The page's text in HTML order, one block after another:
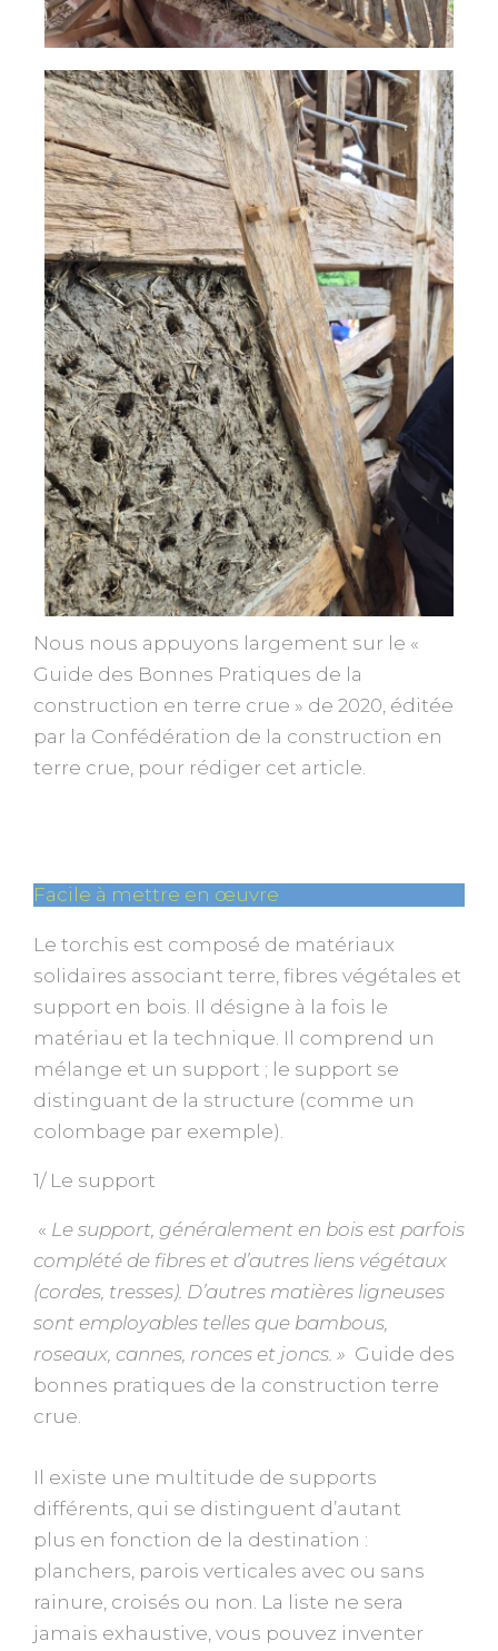
Nous nous appuyons largement sur le «
Guide des Bonnes Pratiques de la
construction en terre crue » de 2020, éditée
par la Confédération de la construction en
terre crue, pour rédiger cet article.
Facile à mettre en œuvre
Le torchis est composé de matériaux
solidaires associant terre, fibres végétales et
support en bois. Il désigne à la fois le
matériau et la technique. Il comprend un
mélange et un support ; le support se
distinguant de la structure (comme un
colombage par exemple).
1/ Le support
« Le support, généralement en bois est parfois
complété de fibres et d’autres liens végétaux
(cordes, tresses). D’autres matières ligneuses
sont employables telles que bambous,
roseaux, cannes, ronces et joncs. » Guide des
bonnes pratiques de la construction terre
crue.
Il existe une multitude de supports
différents, qui se distinguent d’autant
plus en fonction de la destination :
planchers, parois verticales avec ou sans
rainure, croisés ou non. La liste ne sera
jamais exhaustive, vous pouvez inventer